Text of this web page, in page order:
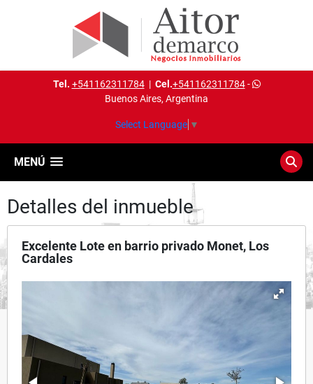
Tel. +541162311784| Cel.+541162311784-
Buenos Aires, Argentina
Select Language ▼
MENÚ
Detalles del inmueble
Excelente Lote en barrio privado Monet, Los
Cardales